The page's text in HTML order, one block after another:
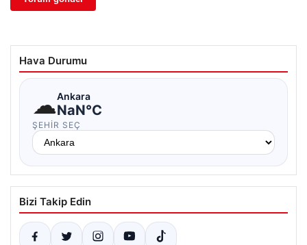
Hava Durumu
☁Ankara
NaN°C
ŞEHIR SEÇ
Bizi Takip Edin